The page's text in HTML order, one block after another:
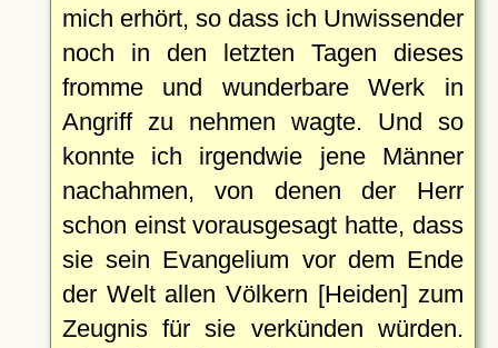
mich erhört, so dass ich Unwissender
noch in den letzten Tagen dieses
fromme und wunderbare Werk in
Angriff zu nehmen wagte. Und so
konnte ich irgendwie jene Männer
nachahmen, von denen der Herr
schon einst vorausgesagt hatte, dass
sie sein Evangelium vor dem Ende
der Welt allen Völkern [Heiden] zum
Zeugnis für sie verkünden würden.